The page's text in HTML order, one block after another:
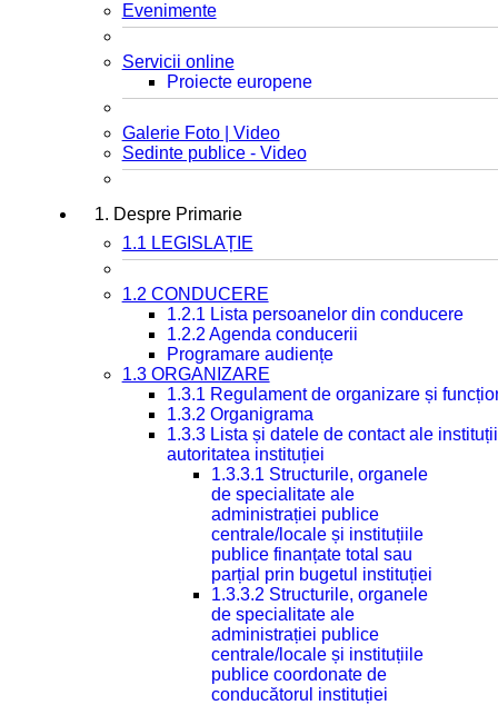
Evenimente
Servicii online
Proiecte europene
Galerie Foto | Video
Sedinte publice - Video
1. Despre Primarie
1.1 LEGISLAȚIE
1.2 CONDUCERE
1.2.1 Lista persoanelor din conducere
1.2.2 Agenda conducerii
Programare audiențe
1.3 ORGANIZARE
1.3.1 Regulament de organizare și
1.3.2 Organigrama
1.3.3 Lista și datele de contact ale
autoritatea instituției
1.3.3.1 Structurile, organele
de specialitate ale
administrației publice
centrale/locale și instituțiile
publice finanțate total sau
parțial prin bugetul instituției
1.3.3.2 Structurile, organele
de specialitate ale
administrației publice
centrale/locale și instituțiile
publice coordonate de
conducătorul instituției